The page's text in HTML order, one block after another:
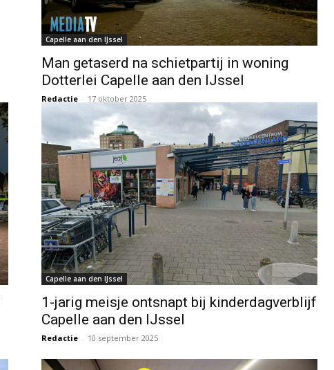
Capelle aan den IJssel
Man getaserd na schietpartij in woning
Dotterlei Capelle aan den IJssel
Redactie - 17 oktober 2025
Capelle aan den IJssel
1-jarig meisje ontsnapt bij kinderdagverblijf
Capelle aan den IJssel
Redactie - 10 september 2025